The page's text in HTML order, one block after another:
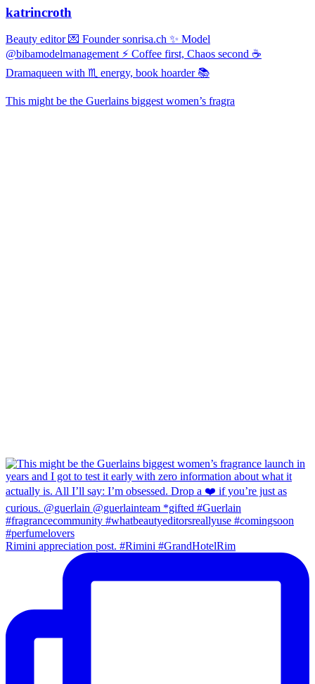
katrincroth
Beauty editor 💌 Founder sonrisa.ch ✨ Model
@bibamodelmanagement ⚡ Coffee first, Chaos second ☕
Dramaqueen with ♏ energy, book hoarder 📚
This might be the Guerlains biggest women’s fragra
Rimini appreciation post. #Rimini #GrandHotelRim